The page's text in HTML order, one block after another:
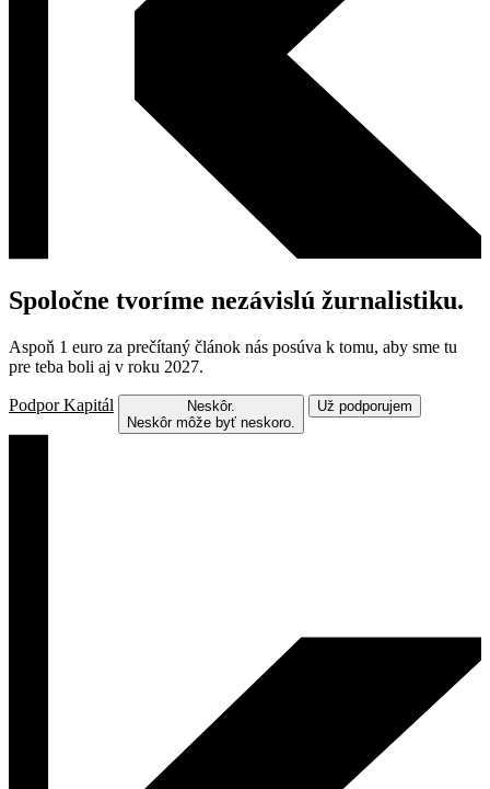
Spoločne tvoríme nezávislú žurnalistiku.
Aspoň 1 euro za prečítaný článok nás posúva k tomu, aby sme tu
pre teba boli aj v roku 2027.
Podpor Kapitál
Neskôr.
Neskôr môže byť neskoro.
Už podporujem